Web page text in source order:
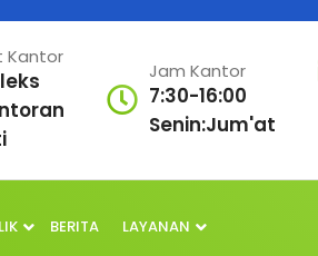
Kantor
Jam Kantor
7:30-16:00
Senin:Jum'at
BERITA LAYANAN